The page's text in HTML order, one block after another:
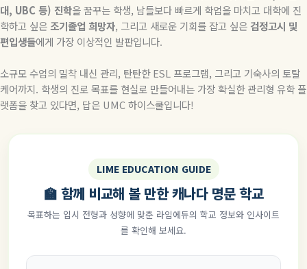
대, UBC 등) 진학을 꿈꾸는 학생, 남들보다 빠르게 학업을 마치고 대학에 진
학하고 싶은 조기졸업 희망자, 그리고 새로운 기회를 잡고 싶은 검정고시 및
편입생들에게 가장 이상적인 발판입니다.
소규모 수업의 밀착 내신 관리, 탄탄한 ESL 프로그램, 그리고 기숙사의 토탈
케어까지. 학생의 진로 목표를 현실로 만들어내는 가장 확실한 관리형 유학 플
랫폼을 찾고 있다면, 답은 UMC 하이스쿨입니다!
LIME EDUCATION GUIDE
🏫 함께 비교해 볼 만한 캐나다 명문 학교
목표하는 입시 전형과 성향에 맞춘 라임에듀의 학교 정보와 인사이트
를 확인해 보세요.